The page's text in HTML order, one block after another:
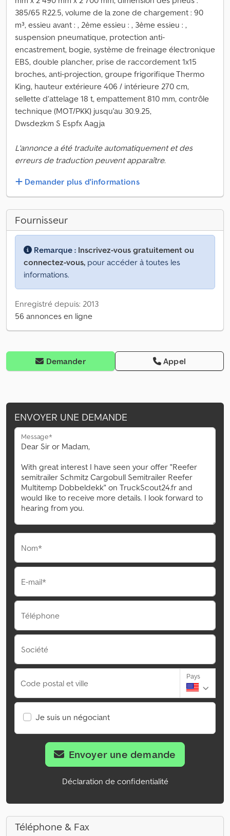
385/65 R22.5, volume de la zone de chargement : 90
m³, essieu avant : , 2ème essieu : , 3ème essieu : ,
suspension pneumatique, protection anti-
encastrement, bogie, système de freinage électronique
EBS, double plancher, prise de raccordement 1x15
broches, anti-projection, groupe frigorifique Thermo
King, hauteur extérieure 406 / intérieure 270 cm,
sellette d’attelage 18 t, empattement 810 mm, contrôle
technique (MOT/PKK) jusqu'au 30.9.25,
Dwsdezkm S Espfx Aagja
L'annonce a été traduite automatiquement et des
erreurs de traduction peuvent apparaître.
Demander plus d'informations
Fournisseur
Remarque : Inscrivez-vous gratuitement ou
connectez-vous, pour accéder à toutes les
informations.
Enregistré depuis: 2013
56 annonces en ligne
Demander Appel
ENVOYER UNE DEMANDE
Message*
Nom*
E-mail*
Téléphone
Société
Code postal et ville
Pays
Je suis un négociant
Envoyer une demande
Déclaration de confidentialité
Téléphone & Fax